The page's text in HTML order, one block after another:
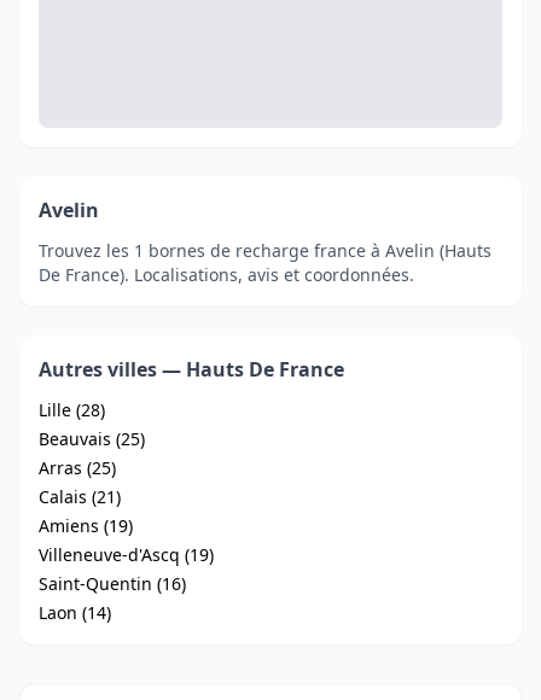
Avelin
Trouvez les 1 bornes de recharge france à Avelin (Hauts
De France). Localisations, avis et coordonnées.
Autres villes — Hauts De France
Lille (28)
Beauvais (25)
Arras (25)
Calais (21)
Amiens (19)
Villeneuve-d'Ascq (19)
Saint-Quentin (16)
Laon (14)